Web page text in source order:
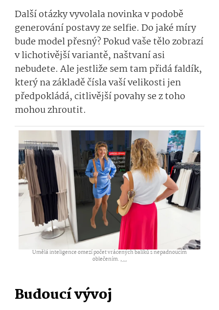
Další otázky vyvolala novinka v podobě
generování postavy ze selfie. Do jaké míry
bude model přesný? Pokud vaše tělo zobrazí
v lichotivější variantě, naštvaní asi
nebudete. Ale jestliže sem tam přidá faldík,
který na základě čísla vaší velikosti jen
předpokládá, citlivější povahy se z toho
mohou zhroutit.
Umělá inteligence omezí počet vrácených balíků s nepadnoucím
oblečením. ,...
Budoucí vývoj